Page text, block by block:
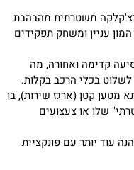
בצ'קלקה משטרתית מהבהבת
עניין ומשחק תפקידים
קדימה ואחורה, מה
בכלי הרכב בקלות.
מטען קטן (ארגז שירות), בו
שלו או צעצועים
עוד יותר עם פונקציית